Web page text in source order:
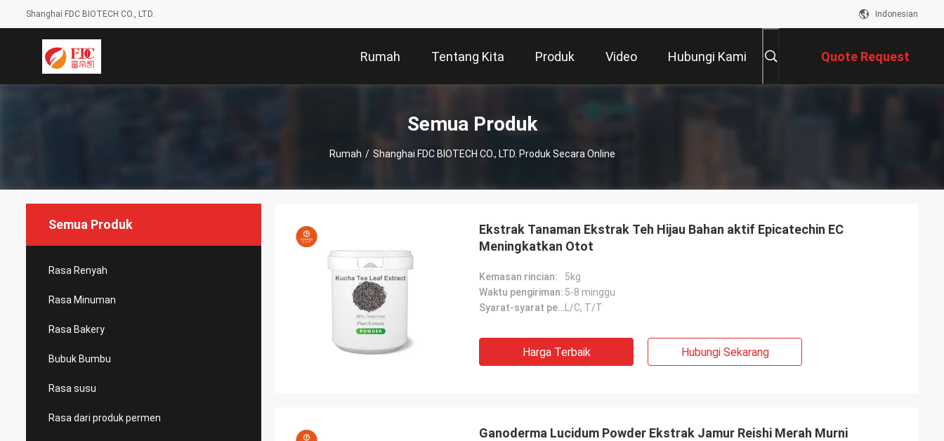
Shanghai FDC BIOTECH CO., LTD. Indonesian
Rumah Tentang Kita Produk Video Hubungi Kami Quote Request
Semua Produk
Rumah / Shanghai FDC BIOTECH CO., LTD. Produk Secara Online
Semua Produk
Rasa Renyah
Rasa Minuman
Rasa Bakery
Bubuk Bumbu
Rasa susu
Rasa dari produk permen
Ekstrak Tanaman Ekstrak Teh Hijau Bahan aktif Epicatechin EC
Meningkatkan Otot
Kemasan rincian:
5kg
Waktu pengiriman: 5-8 minggu
Syarat-syarat pembayaran: L/C, T/T
Harga Terbaik Hubungi Sekarang
Ganoderma Lucidum Powder Ekstrak Jamur Reishi Merah Murni